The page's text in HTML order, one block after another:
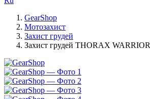
GearShop
Мотозахист
Захист грудей
Захист грудей THORAX WARRIOR